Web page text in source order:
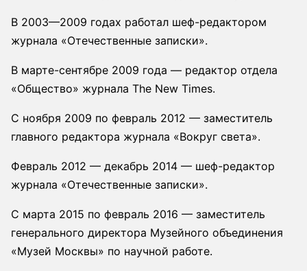
В 2003—2009 годах работал шеф-редактором
журнала «Отечественные записки».
В марте-сентябре 2009 года — редактор отдела
«Общество» журнала The New Times.
С ноября 2009 по февраль 2012 — заместитель
главного редактора журнала «Вокруг света».
Февраль 2012 — декабрь 2014 — шеф-редактор
журнала «Отечественные записки».
С марта 2015 по февраль 2016 — заместитель
генерального директора Музейного объединения
«Музей Москвы» по научной работе.